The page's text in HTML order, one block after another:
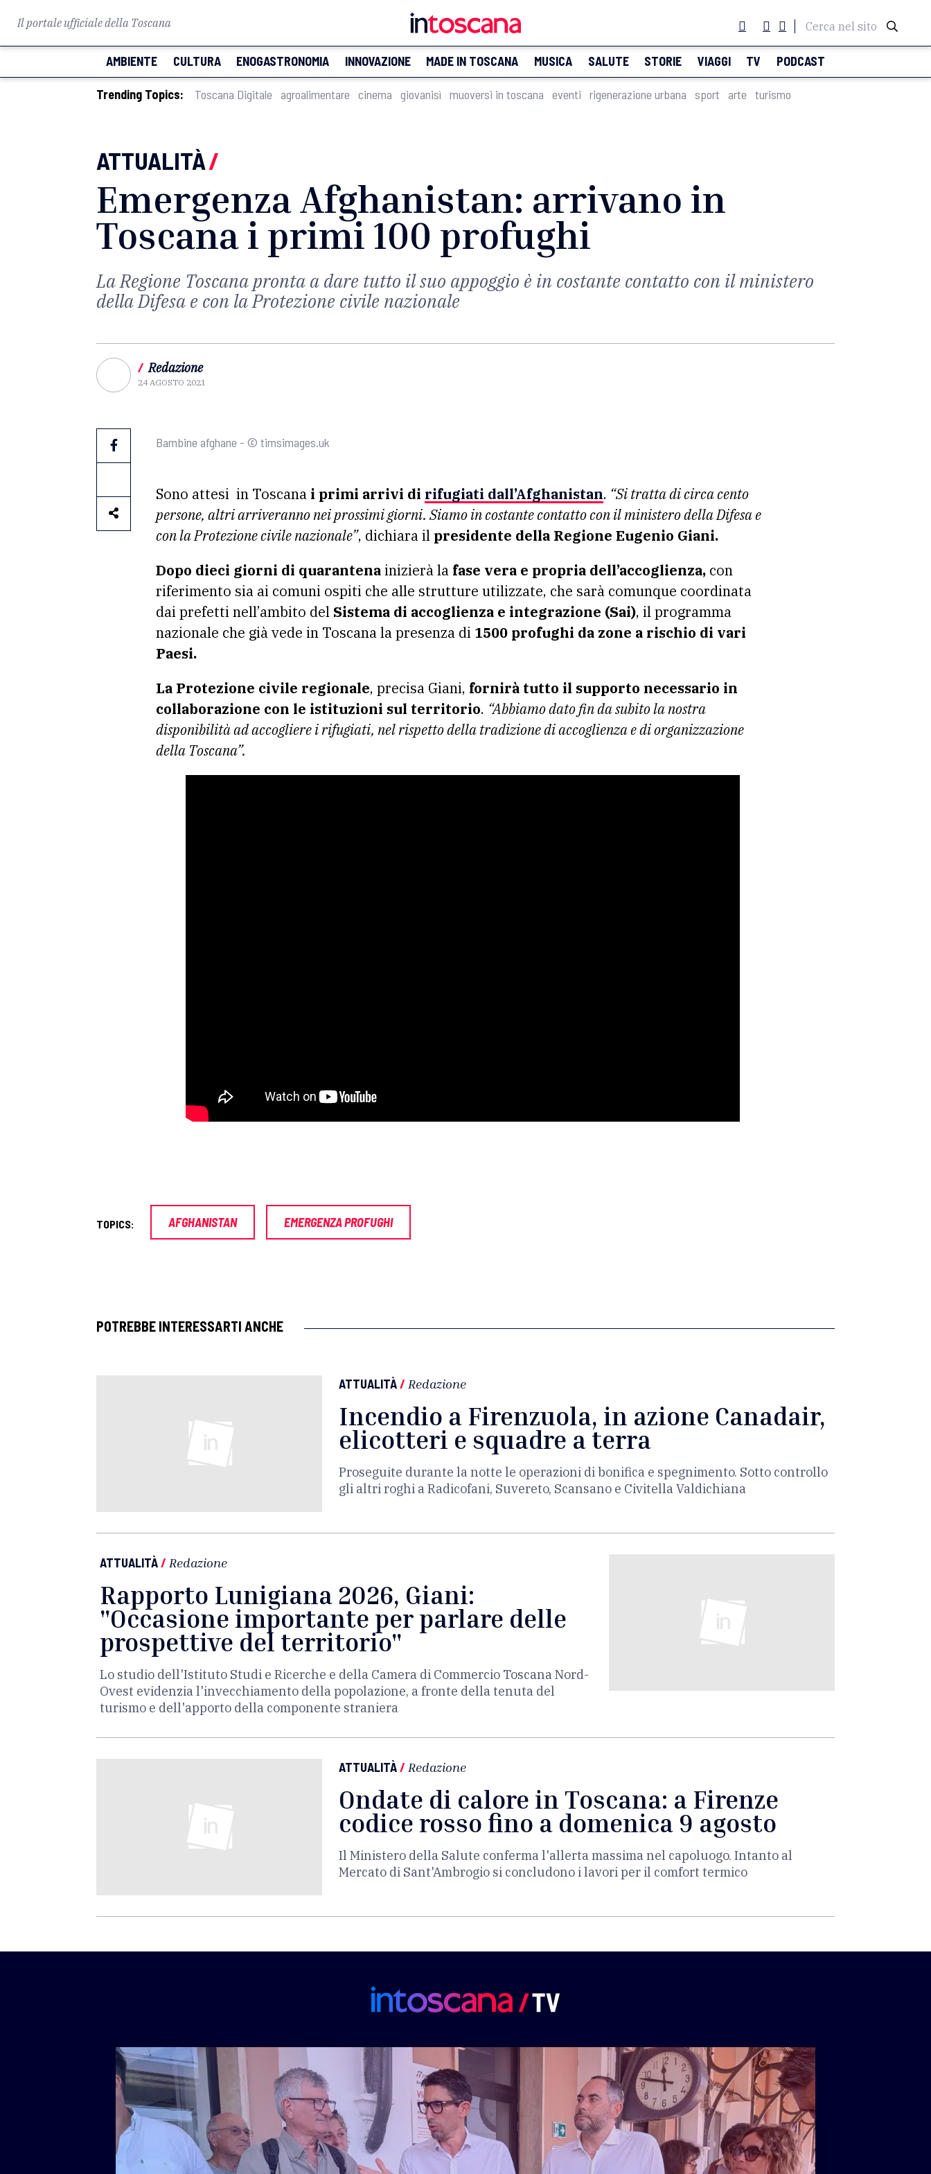
Il portale ufficiale della Toscana Cerca nel sito
AMBIENTE CULTURA ENOGASTRONOMIA INNOVAZIONE MADE IN TOSCANA MUSICA SALUTE STORIE VIAGGI TV PODCAST
Trending Topics: Toscana Digitale agroalimentare cinema giovanisì muoversi in toscana eventi rigenerazione urbana sport arte turismo
ATTUALITÀ/
Emergenza Afghanistan: arrivano in
Toscana i primi 100 profughi
La Regione Toscana pronta a dare tutto il suo appoggio è in costante contatto con il ministero
della Difesa e con la Protezione civile nazionale
/ Redazione
24 AGOSTO 2021
Bambine afghane - © timsimages.uk
Sono attesi in Toscana i primi arrivi di rifugiati dall’Afghanistan. “Si tratta di circa cento
persone, altri arriveranno nei prossimi giorni. Siamo in costante contatto con il ministero della Difesa e
con la Protezione civile nazionale”, dichiara il presidente della Regione Eugenio Giani.
Dopo dieci giorni di quarantenainizierà la fase vera e propria dell’accoglienza, con
riferimento sia ai comuni ospiti che alle strutture utilizzate, che sarà comunque coordinata
dai prefetti nell’ambito del Sistema di accoglienza e integrazione (Sai), il programma
nazionale che già vede in Toscana la presenza di 1500 profughi da zone a rischio di vari
Paesi.
La Protezione civile regionale, precisa Giani, fornirà tutto il supporto necessario in
collaborazione con le istituzioni sul territorio. “Abbiamo dato fin da subito la nostra
disponibilità ad accogliere i rifugiati, nel rispetto della tradizione di accoglienza e di organizzazione
della Toscana”.
TOPICS: AFGHANISTAN EMERGENZA PROFUGHI
POTREBBE INTERESSARTI ANCHE
ATTUALITÀ/ Redazione
Incendio a Firenzuola, in azione Canadair,
elicotteri e squadre a terra
Proseguite durante la notte le operazioni di bonifica e spegnimento. Sotto controllo
gli altri roghi a Radicofani, Suvereto, Scansano e Civitella Valdichiana
ATTUALITÀ/ Redazione
Rapporto Lunigiana 2026, Giani:
"Occasione importante per parlare delle
prospettive del territorio"
Lo studio dell'Istituto Studi e Ricerche e della Camera di Commercio Toscana Nord-
Ovest evidenzia l'invecchiamento della popolazione, a fronte della tenuta del
turismo e dell'apporto della componente straniera
ATTUALITÀ/ Redazione
Ondate di calore in Toscana: a Firenze
codice rosso fino a domenica 9 agosto
Il Ministero della Salute conferma l'allerta massima nel capoluogo. Intanto al
Mercato di Sant'Ambrogio si concludono i lavori per il comfort termico